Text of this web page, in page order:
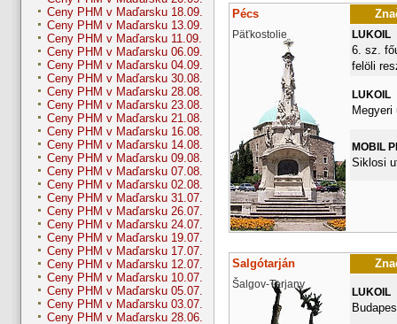
Ceny PHM v Maďarsku 18.09.
Ceny PHM v Maďarsku 13.09.
Ceny PHM v Maďarsku 11.09.
Ceny PHM v Maďarsku 06.09.
Ceny PHM v Maďarsku 04.09.
Ceny PHM v Maďarsku 30.08.
Ceny PHM v Maďarsku 28.08.
Ceny PHM v Maďarsku 23.08.
Ceny PHM v Maďarsku 21.08.
Ceny PHM v Maďarsku 16.08.
Ceny PHM v Maďarsku 14.08.
Ceny PHM v Maďarsku 09.08.
Ceny PHM v Maďarsku 07.08.
Ceny PHM v Maďarsku 02.08.
Ceny PHM v Maďarsku 31.07.
Ceny PHM v Maďarsku 26.07.
Ceny PHM v Maďarsku 24.07.
Ceny PHM v Maďarsku 19.07.
Ceny PHM v Maďarsku 17.07.
Ceny PHM v Maďarsku 12.07.
Ceny PHM v Maďarsku 10.07.
Ceny PHM v Maďarsku 05.07.
Ceny PHM v Maďarsku 03.07.
Ceny PHM v Maďarsku 28.06.
Pécs
Päťkostolie LUKOIL
6. sz.
felöli
LUKOIL
Megyeri
MOBIL
Siklosi
Salgótarján
Šalgov-Tarjany
LUKOIL